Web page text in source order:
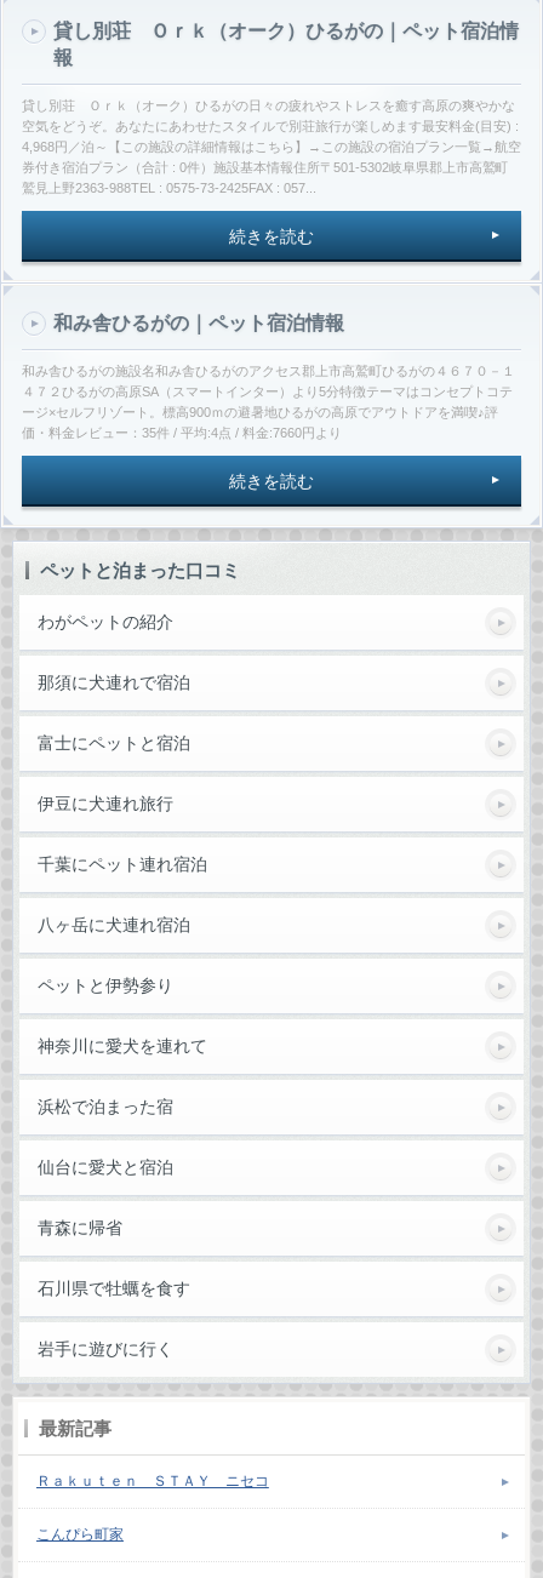
貸し別荘 Ｏｒｋ（オーク）ひるがの｜ペット宿泊情
報
貸し別荘 Ｏｒｋ（オーク）ひるがの日々の疲れやストレスを癒す高原の爽やかな
空気をどうぞ。あなたにあわせたスタイルで別荘旅行が楽しめます最安料金(目安) :
4,968円／泊～【この施設の詳細情報はこちら】→この施設の宿泊プラン一覧→航空
券付き宿泊プラン（合計 : 0件）施設基本情報住所〒501-5302岐阜県郡上市高鷲町
鷲見上野2363-988TEL : 0575-73-2425FAX : 057...
続きを読む
和み舎ひるがの｜ペット宿泊情報
和み舎ひるがの施設名和み舎ひるがのアクセス郡上市高鷲町ひるがの４６７０－１
４７２ひるがの高原SA（スマートインター）より5分特徴テーマはコンセプトコテ
ージ×セルフリゾート。標高900ｍの避暑地ひるがの高原でアウトドアを満喫♪評
価・料金レビュー：35件 / 平均:4点 / 料金:7660円より
続きを読む
ペットと泊まった口コミ
わがペットの紹介
那須に犬連れで宿泊
富士にペットと宿泊
伊豆に犬連れ旅行
千葉にペット連れ宿泊
八ヶ岳に犬連れ宿泊
ペットと伊勢参り
神奈川に愛犬を連れて
浜松で泊まった宿
仙台に愛犬と宿泊
青森に帰省
石川県で牡蠣を食す
岩手に遊びに行く
最新記事
Ｒａｋｕｔｅｎ ＳＴＡＹ ニセコ
こんぴら町家